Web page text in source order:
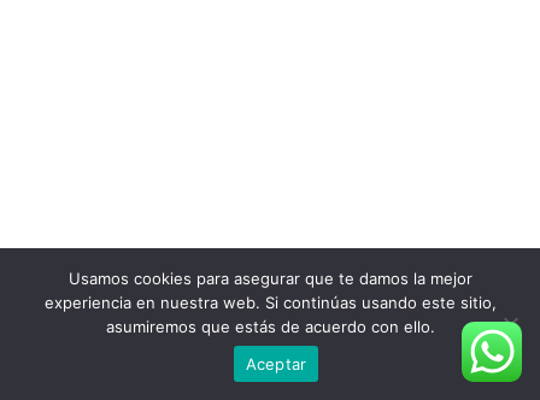
Usamos cookies para asegurar que te damos la mejor
experiencia en nuestra web. Si continúas usando este sitio,
asumiremos que estás de acuerdo con ello.
Aceptar